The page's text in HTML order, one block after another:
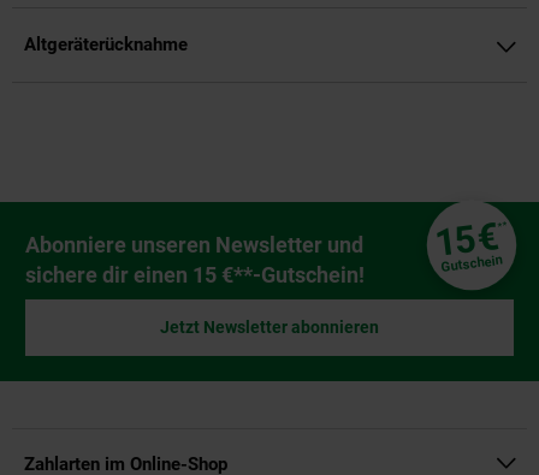
Altgeräterücknahme
Newsletter Anmeldung
Abonniere unseren Newsletter und
sichere dir einen 15 €**-Gutschein!
15€**
Gutschein
Jetzt Newsletter abonnieren
Zahlarten im Online-Shop